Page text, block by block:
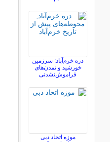
دره خرم‌آباد: سرزمین
خورشید و تمدن‌های
فراموش‌نشدنی
موزه اتحاد دبی